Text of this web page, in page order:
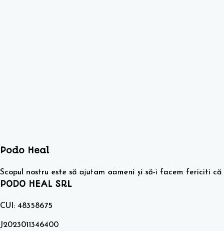
Podo Heal
Scopul nostru este să ajutam oameni și să-i facem fericiti
PODO HEAL SRL
CUI: 48358675
J2023011346400